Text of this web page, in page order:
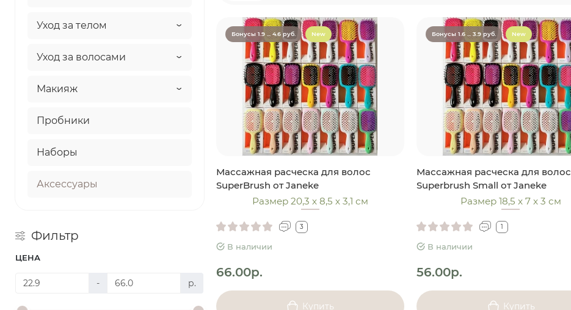
Уход за телом
Уход за волосами
Макияж
Пробники
Наборы
Аксессуары
Фильтр
ЦЕНА
- р.
Бонусы 1.9 ... 4.6 руб. New
Массажная расческа для волос
SuperBrush от Janeke
Размер 20,3 х 8,5 х 3,1 см
3
В наличии
66.00р.
Купить
Бонусы 1.6 ... 3.9 руб. New
Массажная расческа для волос
Superbrush Small от Janeke
Размер 18,5 x 7 x 3 см
1
В наличии
56.00р.
Купить